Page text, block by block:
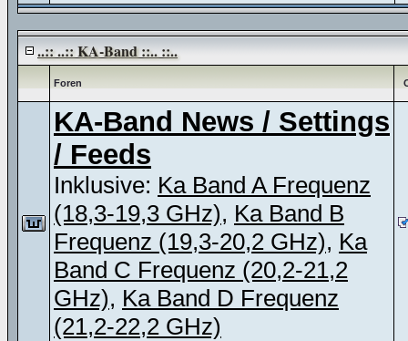
..:: ..:: KA-Band ::.. ::..
Foren
KA-Band News / Settings
/ Feeds
Inklusive: Ka Band A Frequenz
(18,3-19,3 GHz), Ka Band B
Frequenz (19,3-20,2 GHz), Ka
Band C Frequenz (20,2-21,2
GHz), Ka Band D Frequenz
(21,2-22,2 GHz)